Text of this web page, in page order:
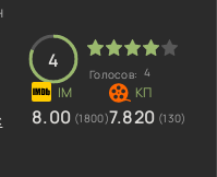
4
Голосов: 4
8.00 (1800)7.820 (130)